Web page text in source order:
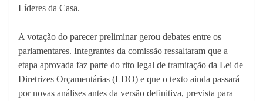
Líderes da Casa.
A votação do parecer preliminar gerou debates entre os
parlamentares. Integrantes da comissão ressaltaram que a
etapa aprovada faz parte do rito legal de tramitação da Lei de
Diretrizes Orçamentárias (LDO) e que o texto ainda passará
por novas análises antes da versão definitiva, prevista para